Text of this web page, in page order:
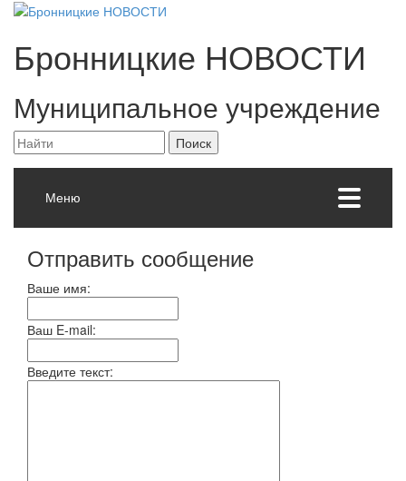
Бронницкие НОВОСТИ
Муниципальное учреждение
Меню
Отправить сообщение
Ваше имя:
Ваш E-mail:
Введите текст: